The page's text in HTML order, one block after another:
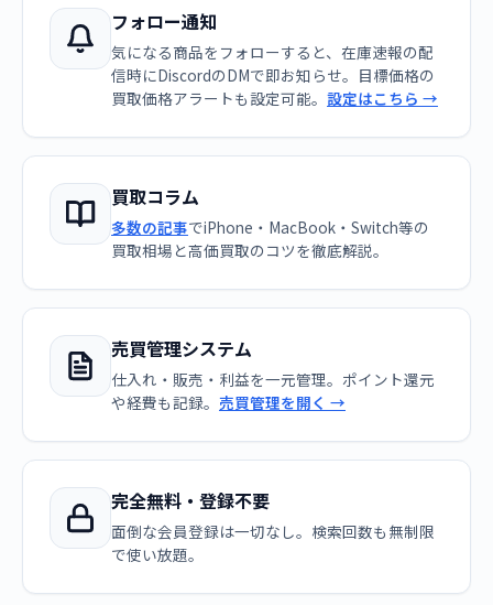
フォロー通知
気になる商品をフォローすると、在庫速報の配
信時にDiscordのDMで即お知らせ。目標価格の
買取価格アラートも設定可能。 設定はこちら →
買取コラム
多数の記事でiPhone・MacBook・Switch等の
買取相場と高価買取のコツを徹底解説。
売買管理システム
仕入れ・販売・利益を一元管理。ポイント還元
や経費も記録。 売買管理を開く →
完全無料・登録不要
面倒な会員登録は一切なし。検索回数も無制限
で使い放題。